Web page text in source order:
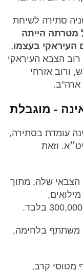
סתירה לשיחת
מטרתה הייתה
העיראקי בעצמו,
הצבא העיראקי
ורוב אזרחי
ארה"ב.
- מוגבלת
עומדת בסתירה,
וזאת
הצבאי שלה. מתוך
אנשי מילואים,
משתתף בלחימה,
מטוסי קרב,